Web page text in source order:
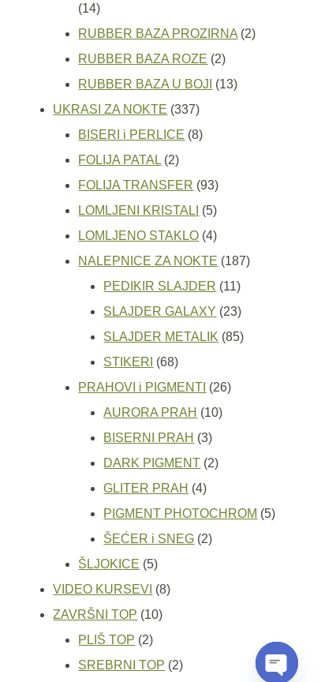
1414
proizvoda
RUBBER BAZA PROZIRNA 22
RUBBER BAZA ROZE 22
proizvoda
RUBBER BAZA U BOJI 1313
UKRASI ZA NOKTE 337337
proizvoda
BISERI i PERLICE 88
FOLIJA PATAL 22
proizvoda
FOLIJA TRANSFER 9393
proizvoda
LOMLJENI KRISTALI 55
proizvoda
LOMLJENO STAKLO 44
proizvoda
NALEPNICE ZA NOKTE 187187
PEDIKIR SLAJDER 1111
proizvoda
SLAJDER GALAXY 2323
proizvoda
SLAJDER METALIK 8585
STIKERI 6868
proizvoda
PRAHOVI i PIGMENTI 2626
AURORA PRAH 1010
BISERNI PRAH 33
proizvoda
DARK PIGMENT 22
GLITER PRAH 44
proizvoda
PIGMENT PHOTOCHROM 55
ŠEĆER i SNEG 22
ŠLJOKICE 55
proizvoda
VIDEO KURSEVI 88
ZAVRŠNI TOP 1010
PLIŠ TOP 22
proizvoda
SREBRNI TOP 22